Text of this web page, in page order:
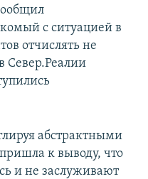
с ситуацией в
отчислять не
Север.Реалии
абстрактными
к выводу, что
и не заслуживают